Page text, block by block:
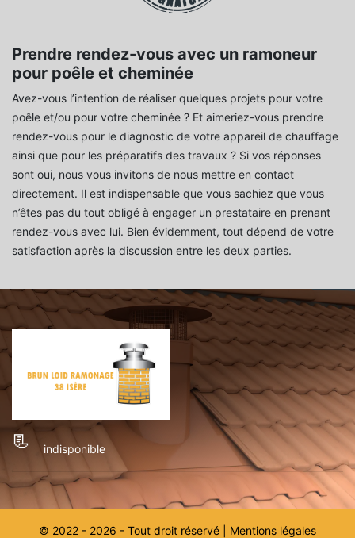
Prendre rendez-vous avec un ramoneur
pour poêle et cheminée
Avez-vous l’intention de réaliser quelques projets pour votre
poêle et/ou pour votre cheminée ? Et aimeriez-vous prendre
rendez-vous pour le diagnostic de votre appareil de chauffage
ainsi que pour les préparatifs des travaux ? Si vos réponses
sont oui, nous vous invitons de nous mettre en contact
directement. Il est indispensable que vous sachiez que vous
n’êtes pas du tout obligé à engager un prestataire en prenant
rendez-vous avec lui. Bien évidemment, tout dépend de votre
satisfaction après la discussion entre les deux parties.
indisponible
© 2022 - 2026 - Tout droit réservé | Mentions légales